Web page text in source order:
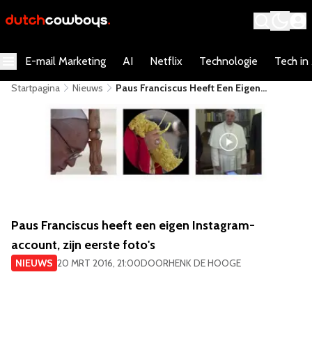
E-mail Marketing AI Netflix Technologie Tech in
Startpagina Nieuws
Paus Franciscus Heeft Een Eigen
Paus Franciscus heeft een eigen Instagram-
account, zijn eerste foto's
NIEUWS 20 MRT 2016, 21:00DOORHENK DE HOOGE